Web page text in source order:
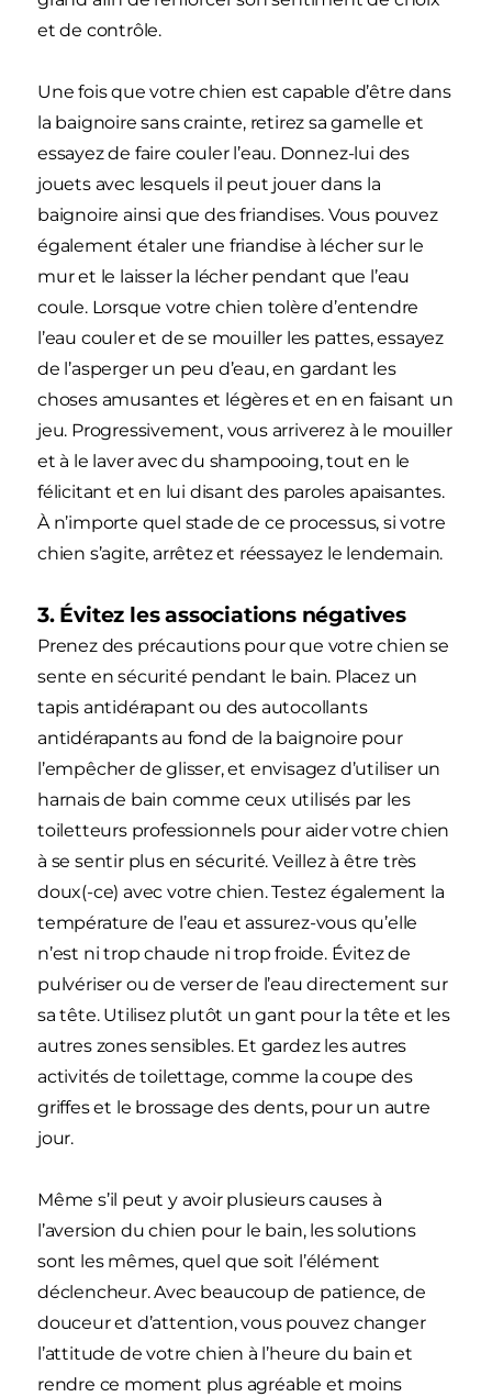
et de contrôle.
Une fois que votre chien est capable d’être dans
la baignoire sans crainte, retirez sa gamelle et
essayez de faire couler l’eau. Donnez-lui des
jouets avec lesquels il peut jouer dans la
baignoire ainsi que des friandises. Vous pouvez
également étaler une friandise à lécher sur le
mur et le laisser la lécher pendant que l’eau
coule. Lorsque votre chien tolère d’entendre
l’eau couler et de se mouiller les pattes, essayez
de l’asperger un peu d’eau, en gardant les
choses amusantes et légères et en en faisant un
jeu. Progressivement, vous arriverez à le mouiller
et à le laver avec du shampooing, tout en le
félicitant et en lui disant des paroles apaisantes.
À n’importe quel stade de ce processus, si votre
chien s’agite, arrêtez et réessayez le lendemain.
3. Évitez les associations négatives
Prenez des précautions pour que votre chien se
sente en sécurité pendant le bain. Placez un
tapis antidérapant ou des autocollants
antidérapants au fond de la baignoire pour
l’empêcher de glisser, et envisagez d’utiliser un
harnais de bain comme ceux utilisés par les
toiletteurs professionnels pour aider votre chien
à se sentir plus en sécurité. Veillez à être très
doux(-ce) avec votre chien. Testez également la
température de l’eau et assurez-vous qu’elle
n’est ni trop chaude ni trop froide. Évitez de
pulvériser ou de verser de l’eau directement sur
sa tête. Utilisez plutôt un gant pour la tête et les
autres zones sensibles. Et gardez les autres
activités de toilettage, comme la coupe des
griffes et le brossage des dents, pour un autre
jour.
Même s’il peut y avoir plusieurs causes à
l’aversion du chien pour le bain, les solutions
sont les mêmes, quel que soit l’élément
déclencheur. Avec beaucoup de patience, de
douceur et d’attention, vous pouvez changer
l’attitude de votre chien à l’heure du bain et
rendre ce moment plus agréable et moins